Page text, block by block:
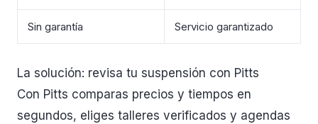
Sin garantía Servicio garantizado
La solución: revisa tu suspensión con Pitts
Con Pitts comparas precios y tiempos en
segundos, eliges talleres verificados y agendas